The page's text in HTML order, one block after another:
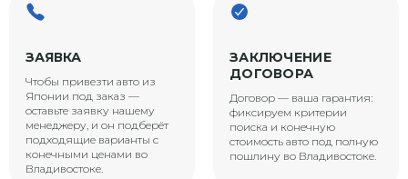
ЗАЯВКА
Чтобы привезти авто из
Японии под заказ —
оставьте заявку нашему
менеджеру, и он подберёт
подходящие варианты с
конечными ценами во
Владивостоке.
ЗАКЛЮЧЕНИЕ
ДОГОВОРА
Договор — ваша гарантия:
фиксируем критерии
поиска и конечную
стоимость авто под полную
пошлину во Владивостоке.